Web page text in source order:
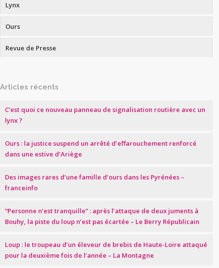
Lynx
Ours
Revue de Presse
Articles récents
C’est quoi ce nouveau panneau de signalisation routière avec un
lynx ?
Ours : la justice suspend un arrêté d’effarouchement renforcé
dans une estive d’Ariège
Des images rares d’une famille d’ours dans les Pyrénées –
franceinfo
“Personne n’est tranquille” : après l’attaque de deux juments à
Bouhy, la piste du loup n’est pas écartée – Le Berry Républicain
Loup : le troupeau d’un éleveur de brebis de Haute-Loire attaqué
pour la deuxième fois de l’année – La Montagne